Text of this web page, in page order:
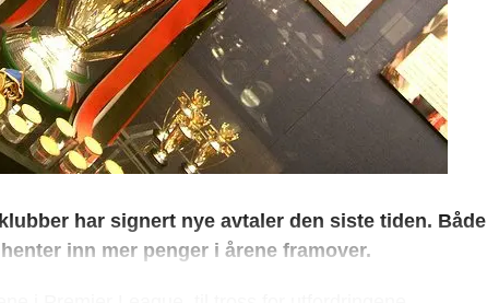
har signert nye avtaler den siste tiden. Både
inn mer penger i årene framover.